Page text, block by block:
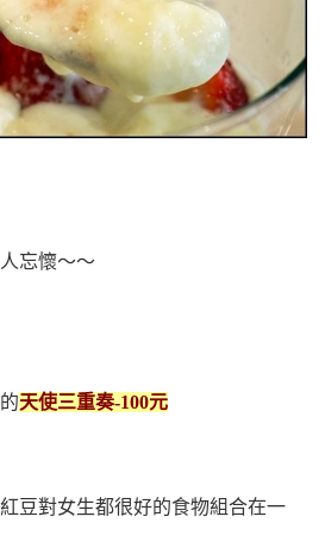
忘懷～～
天使三重奏-100元
豆對女生都很好的食物組合在一